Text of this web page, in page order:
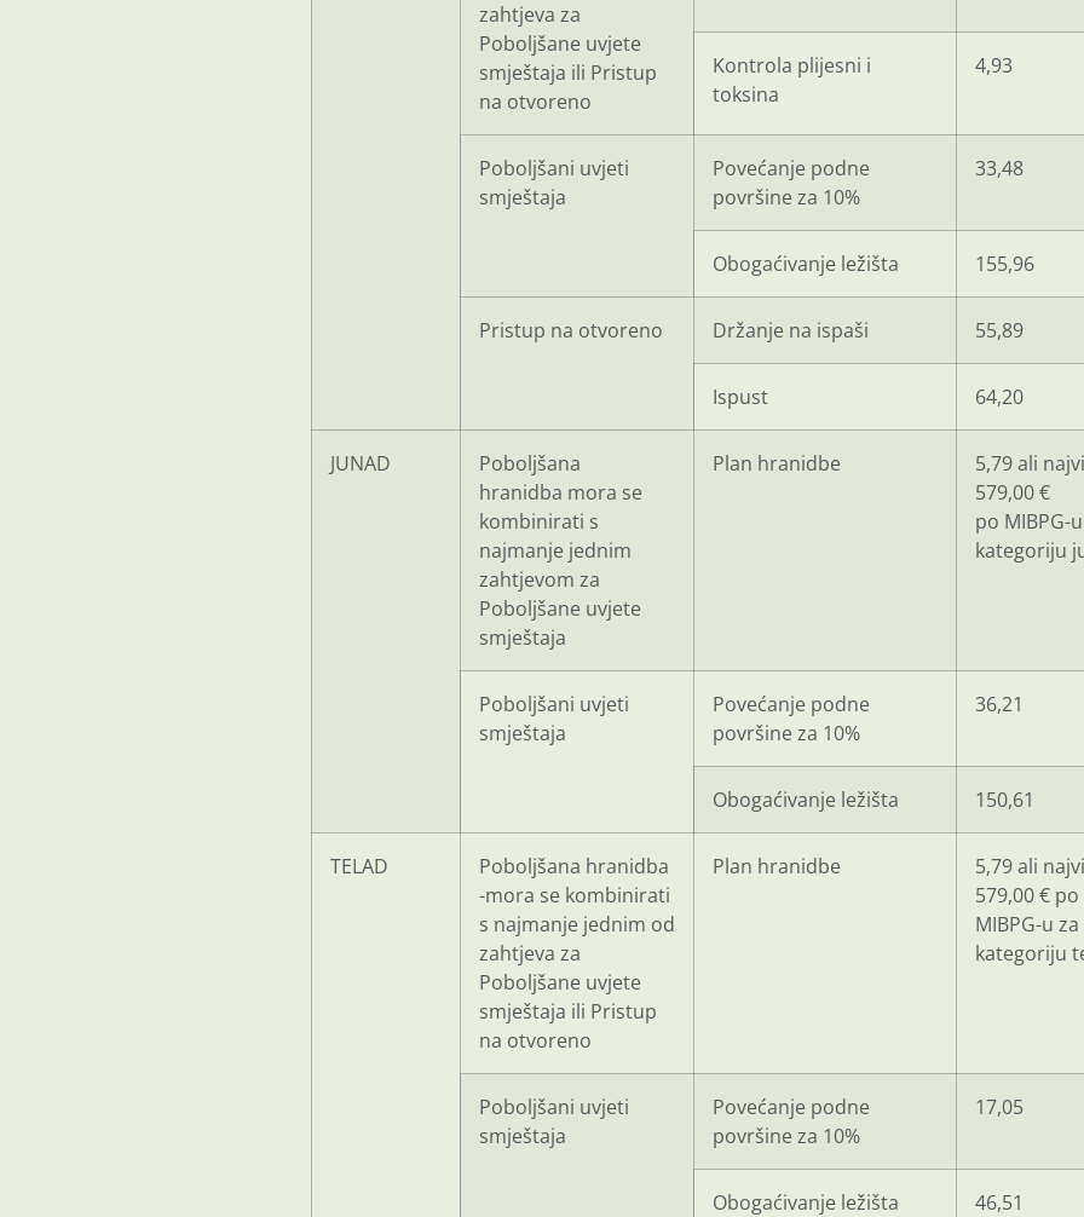
zahtjeva za
Poboljšane uvjete
smještaja ili Pristup
na otvoreno
Kontrola plijesni i
toksina
4,93
Poboljšani uvjeti
smještaja
Povećanje podne
površine za 10%
33,48
Obogaćivanje ležišta 155,96
Pristup na otvoreno Držanje na ispaši 55,89
Ispust 64,20
JUNAD
Poboljšana
hranidba mora se
kombinirati s
najmanje jednim
zahtjevom za
Poboljšane uvjete
smještaja
Plan hranidbe
5,79 ali
579,00 €
po MIBPG-
kategoriju
Poboljšani uvjeti
smještaja
Povećanje podne
površine za 10%
36,21
Obogaćivanje ležišta 150,61
TELAD
Poboljšana hranidba
-mora se kombinirati
s najmanje jednim od
zahtjeva za
Poboljšane uvjete
smještaja ili Pristup
na otvoreno
Plan hranidbe
5,79 ali
579,00 € po
MIBPG-u za
kategoriju
Poboljšani uvjeti
smještaja
Povećanje podne
površine za 10%
17,05
Obogaćivanje ležišta 46,51